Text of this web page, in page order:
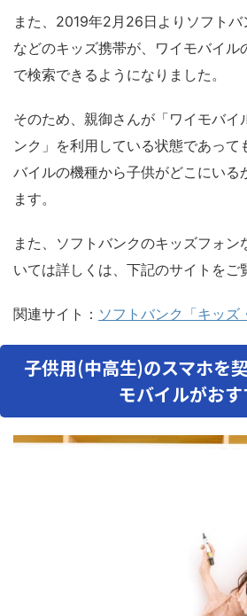
また、2019年2月26日よりソフト
などのキッズ携帯が、ワイモバイル
で検索できるようになりました。
そのため、親御さんが「ワイモバイ
ンク」を利用している状態であって
バイルの機種から子供がどこにいる
ます。
また、ソフトバンクのキッズフォン
いては詳しくは、下記のサイトをご
関連サイト： ソフトバンク「キッズ
子供用(中高生)のスマホを
モバイルがおす